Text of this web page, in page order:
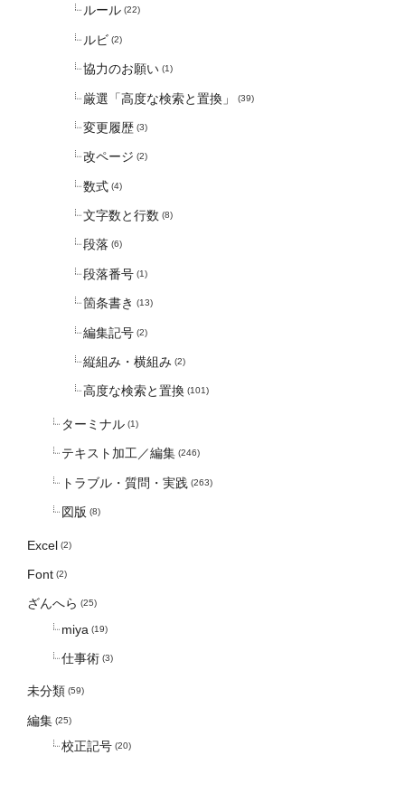
ルール (22)
ルビ (2)
協力のお願い (1)
厳選「高度な検索と置換」 (39)
変更履歴 (3)
改ページ (2)
数式 (4)
文字数と行数 (8)
段落 (6)
段落番号 (1)
箇条書き (13)
編集記号 (2)
縦組み・横組み (2)
高度な検索と置換 (101)
ターミナル (1)
テキスト加工／編集 (246)
トラブル・質問・実践 (263)
図版 (8)
Excel (2)
Font (2)
ざんへら (25)
miya (19)
仕事術 (3)
未分類 (59)
編集 (25)
校正記号 (20)